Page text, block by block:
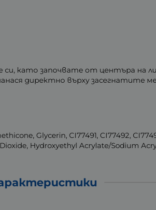
си, като започвате от центъра на
директно върху засегнатите
Glycerin, CI77491, CI77492,
Hydroxyethyl Acrylate/Sodium